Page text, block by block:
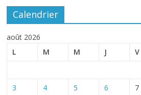
Calendrier
août 2026
L
M M J V
3
4 5 6 7